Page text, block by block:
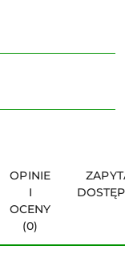
OPINIE
I
OCENY
(0)